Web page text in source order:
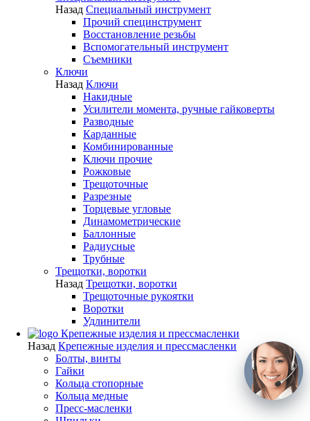
Назад Специальный инструмент
Прочий специнструмент
Восстановление резьбы
Вспомогательный инструмент
Съемники
Ключи
Назад Ключи
Накидные
Усилители момента, ручные гайковерты
Разводные
Карданные
Комбинированные
Ключи прочие
Рожковые
Трещоточные
Разрезные
Торцевые угловые
Динамометрические
Баллонные
Радиусные
Трубные
Трещотки, воротки
Назад Трещотки, воротки
Трещоточные рукоятки
Воротки
Удлинители
Крепежные изделия и прессмасленки
Назад Крепежные изделия и прессмасленки
Болты, винты
Гайки
Кольца стопорные
Кольца медные
Пресс-масленки